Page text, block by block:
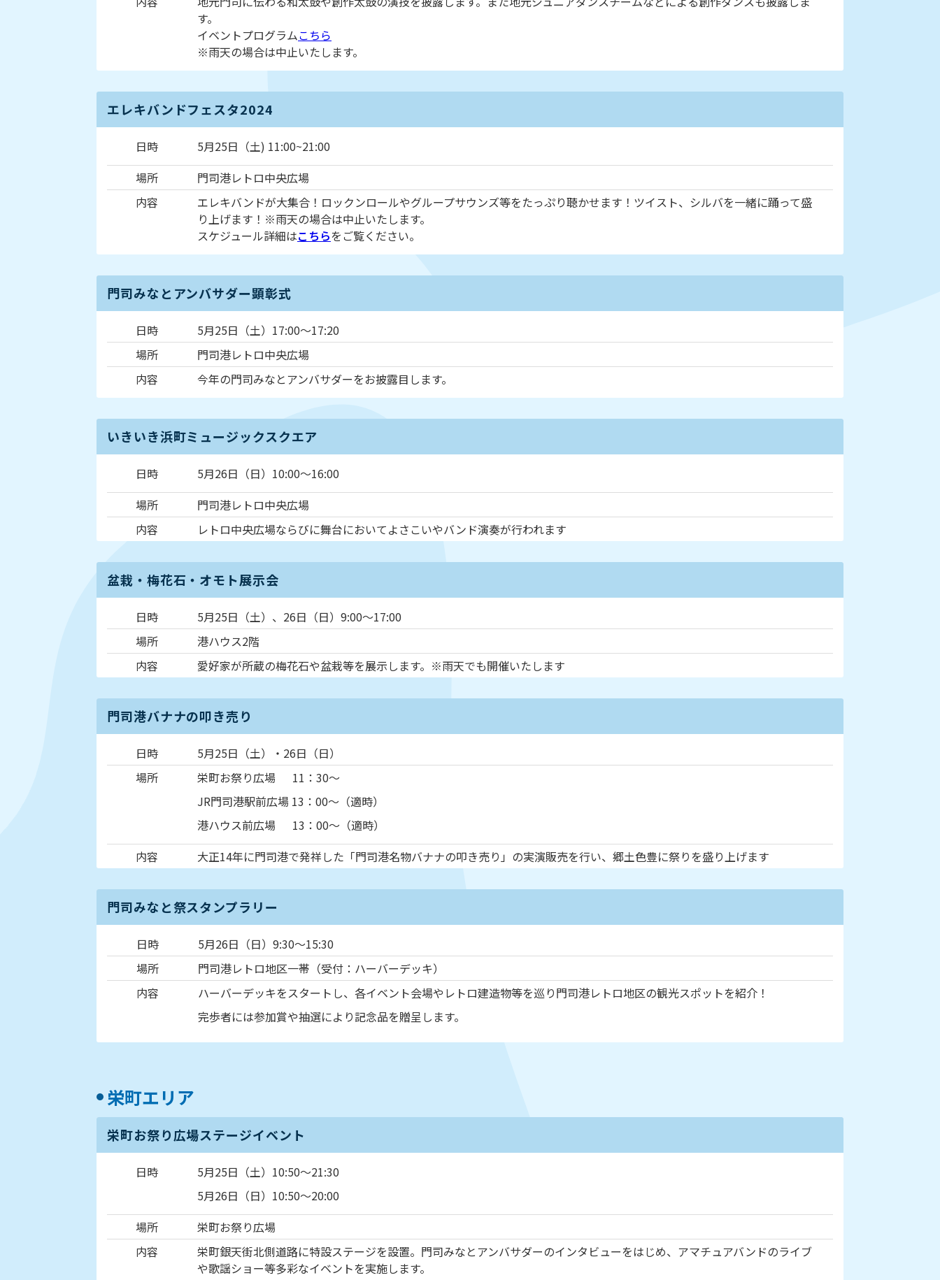
す。
イベントプログラムこちら
※雨天の場合は中止いたします。
エレキバンドフェスタ2024
日時
5月25日（土) 11:00~21:00
場所
門司港レトロ中央広場
内容
エレキバンドが大集合！ロックンロールやグループサウンズ等をたっぷり聴かせます！ツイスト、シルバを一緒に踊って盛
り上げます！※雨天の場合は中止いたします。
スケジュール詳細はこちらをご覧ください。
門司みなとアンバサダー顕彰式
日時
5月25日（土）17:00～17:20
場所
門司港レトロ中央広場
内容
今年の門司みなとアンバサダーをお披露目します。
いきいき浜町ミュージックスクエア
日時
5月26日（日）10:00～16:00
場所
門司港レトロ中央広場
内容
レトロ中央広場ならびに舞台においてよさこいやバンド演奏が行われます
盆栽・梅花石・オモト展示会
日時
5月25日（土）、26日（日）9:00～17:00
場所
港ハウス2階
内容
愛好家が所蔵の梅花石や盆栽等を展示します。※雨天でも開催いたします
門司港バナナの叩き売り
日時
5月25日（土）・26日（日）
場所
栄町お祭り広場 11：30～
JR門司港駅前広場 13：00～（適時）
港ハウス前広場 13：00～（適時）
内容
大正14年に門司港で発祥した「門司港名物バナナの叩き売り」の実演販売を行い、郷土色豊に祭りを盛り上げます
門司みなと祭スタンプラリー
日時
5月26日（日）9:30～15:30
場所
門司港レトロ地区一帯（受付：ハーバーデッキ）
内容
ハーバーデッキをスタートし、各イベント会場やレトロ建造物等を巡り門司港レトロ地区の観光スポットを紹介！
完歩者には参加賞や抽選により記念品を贈呈します。
栄町エリア
栄町お祭り広場ステージイベント
日時
5月25日（土）10:50～21:30
5月26日（日）10:50～20:00
場所
栄町お祭り広場
内容
栄町銀天街北側道路に特設ステージを設置。門司みなとアンバサダーのインタビューをはじめ、アマチュアバンドのライブ
や歌謡ショー等多彩なイベントを実施します。